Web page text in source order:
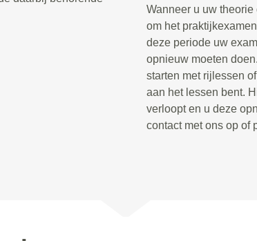
Wanneer u uw
om het
deze periode uw
opnieuw moeten
starten met rijlessen
aan het lessen bent.
verloopt en u deze
contact met ons op of